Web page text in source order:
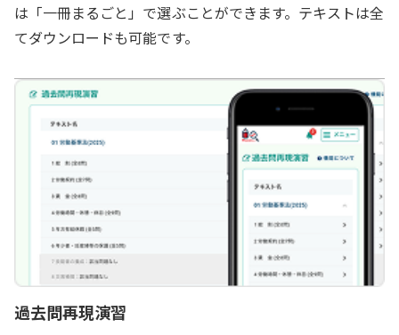
は「一冊まるごと」で選ぶことができます。テキストは全
てダウンロードも可能です。
過去問再現演習